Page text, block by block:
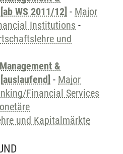
WS 2011/12] - Major
Institutions -
und
&
- Major
Financial Services
und Kapitalmärkte